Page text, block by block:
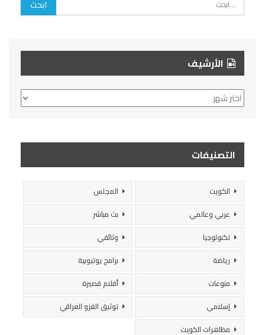
الأرشيف
الأرشيف
التصنيفات
الكويت
المجلس
عربي وعالمي
بث مباشر
تكنولوجيا
وثائقي
رياضة
برامج يوتيوبية
منوعات
أفلام قصيرة
إسلامي
توثيق الغزو العراقي
مظاهرات الكويت